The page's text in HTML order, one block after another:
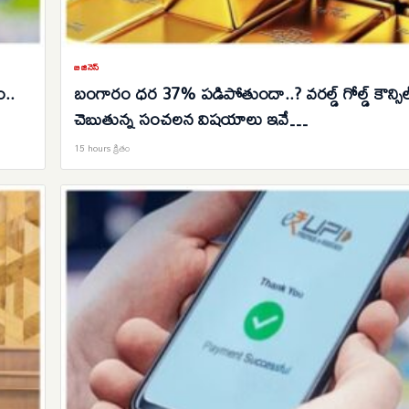
బిజినెస్
బంగారం ధర 37% పడిపోతుందా..? వరల్డ్ గోల్డ్
చెబుతున్న సంచలన విషయాలు ఇవే…
15 hours క్రితం